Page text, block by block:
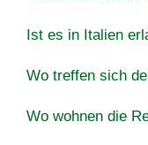
Ist es in Italien
Wo treffen sich
Wo wohnen die